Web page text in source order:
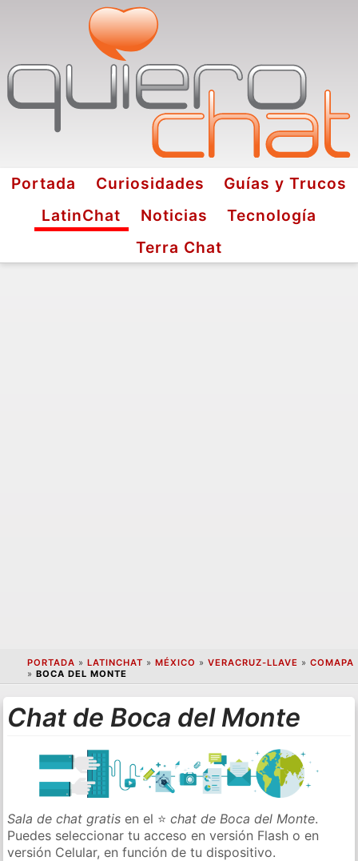
Portada Curiosidades
Guías y Trucos
LatinChat
Noticias
Tecnología
Terra Chat
PORTADA » LATINCHAT » MÉXICO » VERACRUZ-LLAVE » COMAPA
» BOCA DEL MONTE
Chat de Boca del Monte
Sala de chat gratis en el ⭐chat de Boca del Monte.
Puedes seleccionar tu acceso en versión Flash o en
versión Celular, en función de tu dispositivo.